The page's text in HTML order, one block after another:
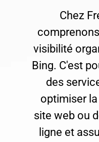
Chez
visibilité
Bing. C'est
des
optimiser
site web ou
ligne et